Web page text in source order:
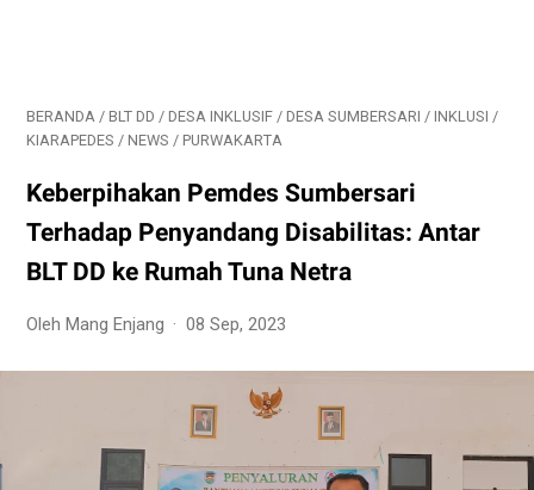
BERANDA / BLT DD / DESA INKLUSIF / DESA SUMBERSARI / INKLUSI /
KIARAPEDES / NEWS / PURWAKARTA
Keberpihakan Pemdes Sumbersari
Terhadap Penyandang Disabilitas: Antar
BLT DD ke Rumah Tuna Netra
Oleh Mang Enjang 08 Sep, 2023